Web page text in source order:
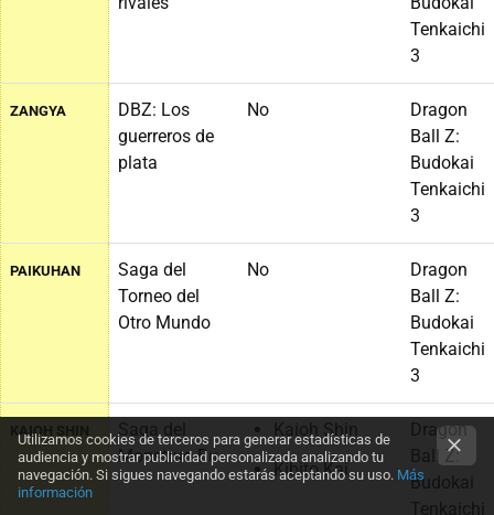
Tenkaichi
3
ZANGYA
DBZ: Los
guerreros de
plata
No
Dragon
Ball Z:
Budokai
Tenkaichi
3
PAIKUHAN
Saga del
Torneo del
Otro Mundo
No
Dragon
Ball Z:
Budokai
Tenkaichi
3
KAIOH SHIN
Saga del
Monstruo Bu
Kaioh Shin
Kibito Kai
Dragon
Ball Z:
Budokai
Tenkaichi
Utilizamos cookies de terceros para generar estadísticas de
audiencia y mostrar publicidad personalizada analizando tu
navegación. Si sigues navegando estarás aceptando su uso. Más
información